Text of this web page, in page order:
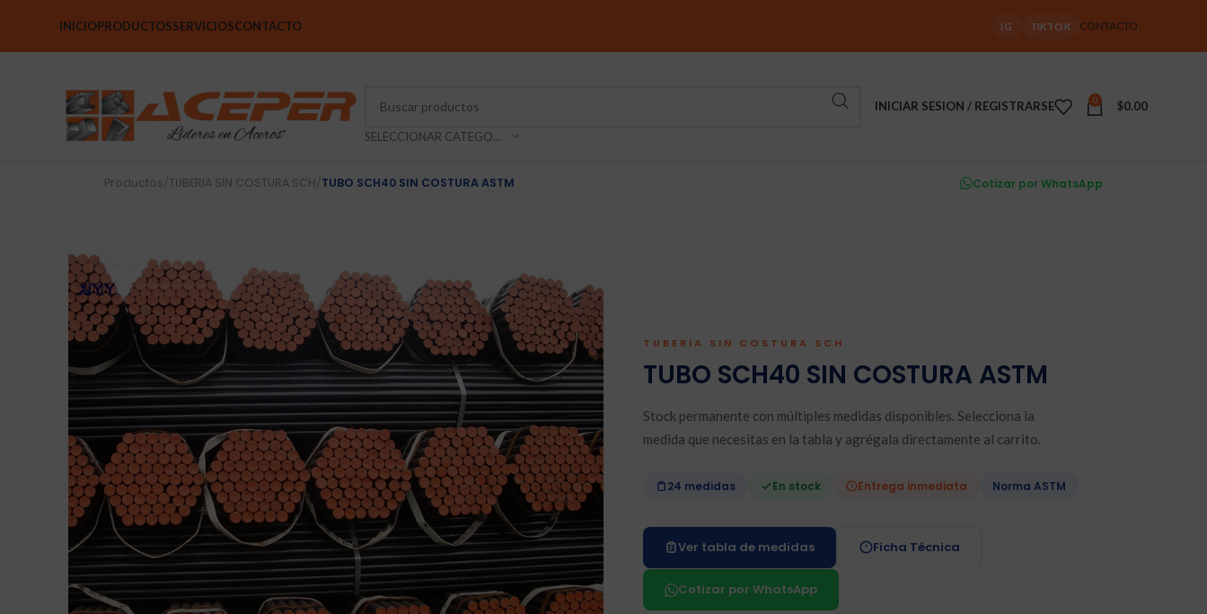
INICIOPRODUCTOSSERVICIOSCONTACTO IG TIKTOK CONTACTO
SELECCIONAR CATEGORIA
INICIAR SESION / REGISTRARSE 0 $0.00
Productos TUBERIA SIN COSTURA SCH TUBO SCH40 SIN COSTURA ASTM Cotizar por WhatsApp
TUBERIA SIN COSTURA SCH
TUBO SCH40 SIN COSTURA ASTM
Stock permanente con múltiples medidas disponibles. Selecciona la
medida que necesitas en la tabla y agrégala directamente al carrito.
24 medidas En stock Entrega inmediata Norma ASTM
Ver tabla de medidas Ficha Técnica
Cotizar por WhatsApp